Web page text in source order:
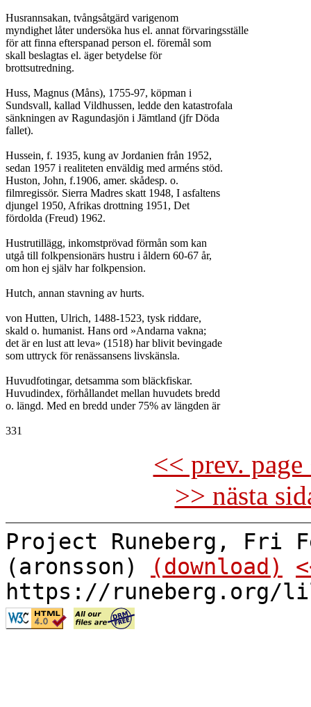
Husrannsakan, tvångsåtgärd varigenom
myndighet låter undersöka hus el. annat förvaringsställe
för att finna efterspanad person el. föremål som
skall beslagtas el. äger betydelse för
brottsutredning.
Huss, Magnus (Måns), 1755-97, köpman i
Sundsvall, kallad Vildhussen, ledde den katastrofala
sänkningen av Ragundasjön i Jämtland (jfr Döda
fallet).
Hussein, f. 1935, kung av Jordanien från 1952,
sedan 1957 i realiteten enväldig med arméns stöd.
Huston, John, f.1906, amer. skådesp. o.
filmregissör. Sierra Madres skatt 1948, I asfaltens
djungel 1950, Afrikas drottning 1951, Det
fördolda (Freud) 1962.
Hustrutillägg, inkomstprövad förmån som kan
utgå till folkpensionärs hustru i åldern 60-67 år,
om hon ej själv har folkpension.
Hutch, annan stavning av hurts.
von Hutten, Ulrich, 1488-1523, tysk riddare,
skald o. humanist. Hans ord »Andarna vakna;
det är en lust att leva» (1518) har blivit bevingade
som uttryck för renässansens livskänsla.
Huvudfotingar, detsamma som bläckfiskar.
Huvudindex, förhållandet mellan huvudets bredd
o. längd. Med en bredd under 75% av längden är
<< prev.
>> nästa
Project Runeberg, Fri
(aronsson)
(download)
https://runeberg.org/